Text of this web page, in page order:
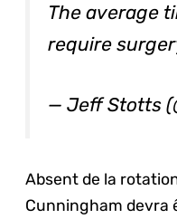
The average
require
— Jeff Stotts
Absent de la
Cunningham devra